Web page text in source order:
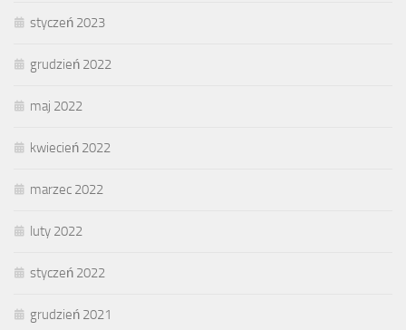
styczeń 2023
grudzień 2022
maj 2022
kwiecień 2022
marzec 2022
luty 2022
styczeń 2022
grudzień 2021